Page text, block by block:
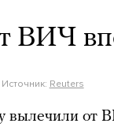
Источник: Reuters
от